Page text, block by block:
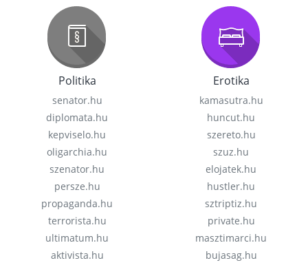
Politika
senator.hu
diplomata.hu
kepviselo.hu
oligarchia.hu
szenator.hu
persze.hu
propaganda.hu
terrorista.hu
ultimatum.hu
aktivista.hu
Erotika
kamasutra.hu
huncut.hu
szereto.hu
szuz.hu
elojatek.hu
hustler.hu
sztriptiz.hu
private.hu
masztimarci.hu
bujasag.hu